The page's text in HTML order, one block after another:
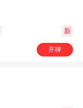
新
开聊